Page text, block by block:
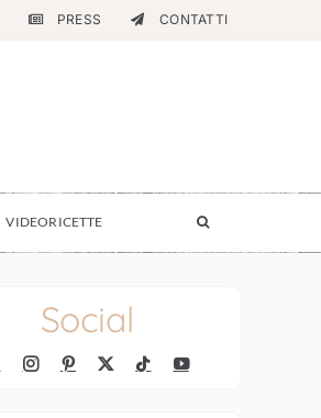
PRESS CONTATTI
VIDEORICETTE
Social